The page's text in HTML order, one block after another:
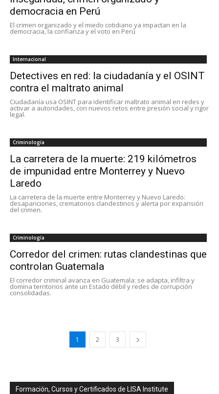
democracia en Perú
El crimen organizado y el miedo cotidiano ya impactan en la
democracia, la confianza y el voto en Perú
Internacional
Detectives en red: la ciudadanía y el OSINT
contra el maltrato animal
Ciudadanía usa OSINT para identificar maltrato animal en redes y
activar a autoridades, con nuevos retos entre presión social y rigor
legal.
Criminología
La carretera de la muerte: 219 kilómetros
de impunidad entre Monterrey y Nuevo
Laredo
La carretera de la muerte entre Monterrey y Nuevo Laredo:
desapariciones, crematorios clandestinos y alerta por expansión
del crimen.
Criminología
Corredor del crimen: rutas clandestinas que
controlan Guatemala
El corredor criminal avanza en Guatemala: se adapta, infiltra y
domina territorios ante un Estado débil y redes de corrupción
consolidadas.
1 2 3
Formación, Cursos y Certificados de LISA Institute